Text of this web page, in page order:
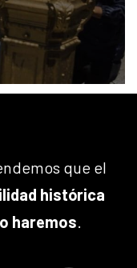
que el
histórica
haremos